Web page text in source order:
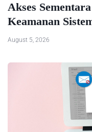
Akses
Keamanan
August 5, 2026